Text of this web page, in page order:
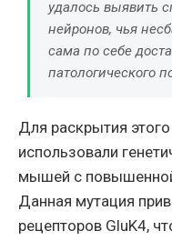
удалось выявить
нейронов, чья
сама по себе
патологического
Для раскрытия
использовали
мышей с
Данная мутация
рецепторов GluK4,